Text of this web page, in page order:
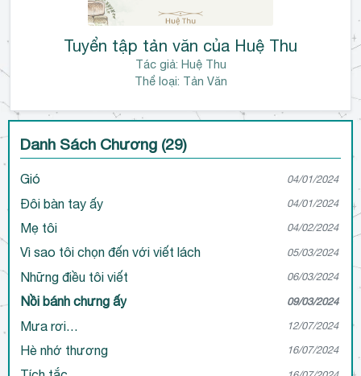
Tuyển tập tản văn của Huệ Thu
Tác giả: Huệ Thu
Thể loại: Tản Văn
Danh Sách Chương (29)
Gió 04/01/2024
Đôi bàn tay ấy 04/01/2024
Mẹ tôi 04/02/2024
Vì sao tôi chọn đến với viết lách 05/03/2024
Những điều tôi viết 06/03/2024
Nồi bánh chưng ấy 09/03/2024
Mưa rơi… 12/07/2024
Hè nhớ thương 16/07/2024